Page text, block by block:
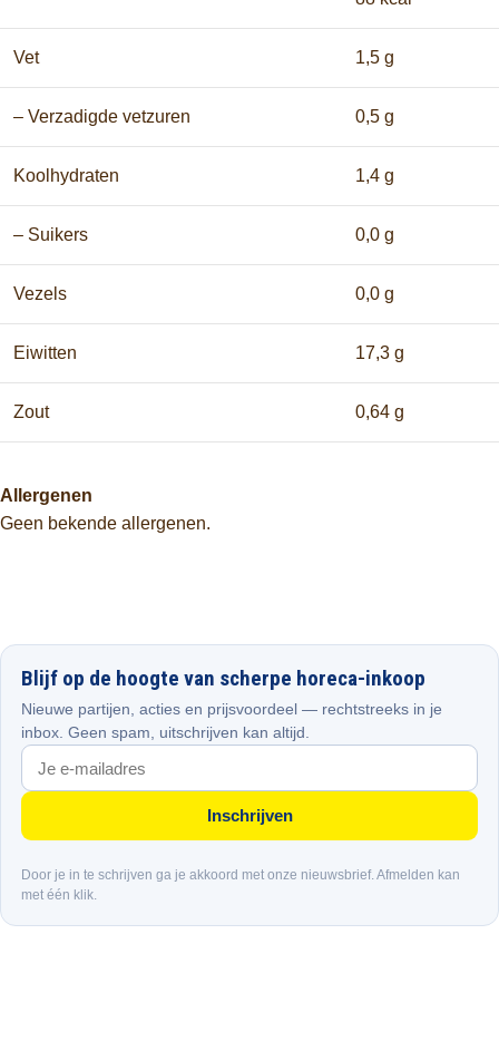
Vet 1,5 g
– Verzadigde vetzuren 0,5 g
Koolhydraten 1,4 g
– Suikers 0,0 g
Vezels 0,0 g
Eiwitten 17,3 g
Zout 0,64 g
Allergenen
Geen bekende allergenen.
Blijf op de hoogte van scherpe horeca-inkoop
Nieuwe partijen, acties en prijsvoordeel — rechtstreeks in je
inbox. Geen spam, uitschrijven kan altijd.
Inschrijven
Door je in te schrijven ga je akkoord met onze nieuwsbrief. Afmelden kan
met één klik.